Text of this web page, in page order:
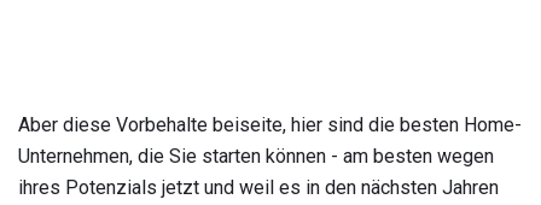
Aber diese Vorbehalte beiseite, hier sind die besten Home-
Unternehmen, die Sie starten können - am besten wegen
ihres Potenzials jetzt und weil es in den nächsten Jahren